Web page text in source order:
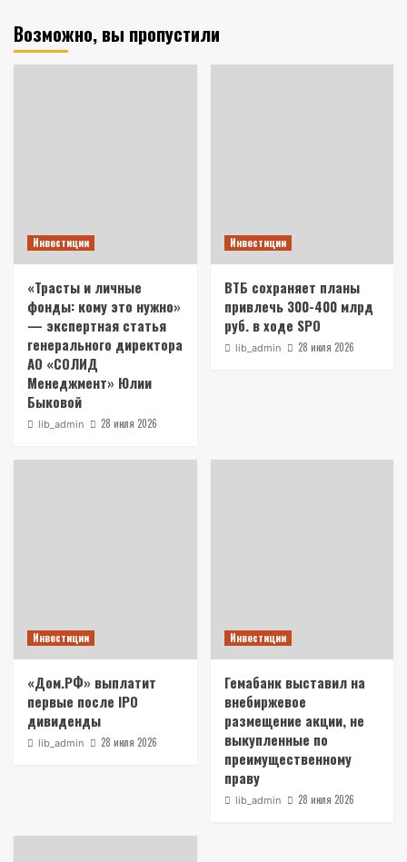
Возможно, вы пропустили
Инвестиции
«Трасты и личные
фонды: кому это нужно»
— экспертная статья
генерального директора
АО «СОЛИД
Менеджмент» Юлии
Быковой
lib_admin 28 июля 2026
Инвестиции
ВТБ сохраняет планы
привлечь 300-400 млрд
руб. в ходе SPO
lib_admin 28 июля 2026
Инвестиции
«Дом.РФ» выплатит
первые после IPO
дивиденды
lib_admin 28 июля 2026
Инвестиции
Гемабанк выставил на
внебиржевое
размещение акции, не
выкупленные по
преимущественному
праву
lib_admin 28 июля 2026